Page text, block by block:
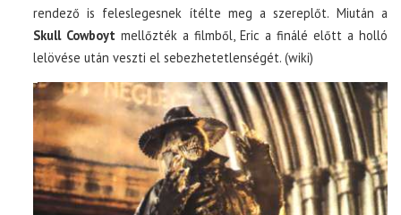
rendező is feleslegesnek ítélte meg a szereplőt. Miután a
Skull Cowboyt mellőzték a filmből, Eric a finálé előtt a holló
lelövése után veszti el sebezhetetlenségét. (wiki)